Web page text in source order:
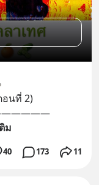
อนที่ 2)
ม
40 173 11